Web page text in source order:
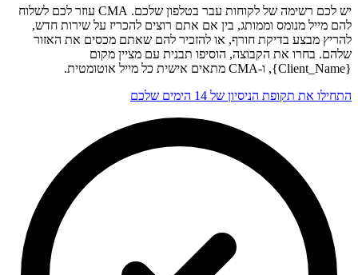
יש לכם רשימה של לקוחות עבר בטלפון שלכם. CMA עוזר לכם לשלוח
להם מייל מנומס וממותג, בין אם אתם רוצים להכריז על שירות חדש,
להריץ מבצע בדיקת חורף, או להזכיר להם שאתם מכסים את האזור
שלהם. בחרו את הקבוצה, הוסיפו תבנית עם מציין מקום
{Client_Name}, ו-CMA מתאים אישית כל מייל אוטומטית.
התחילו את תקופת הניסיון של 14 הימים שלכם